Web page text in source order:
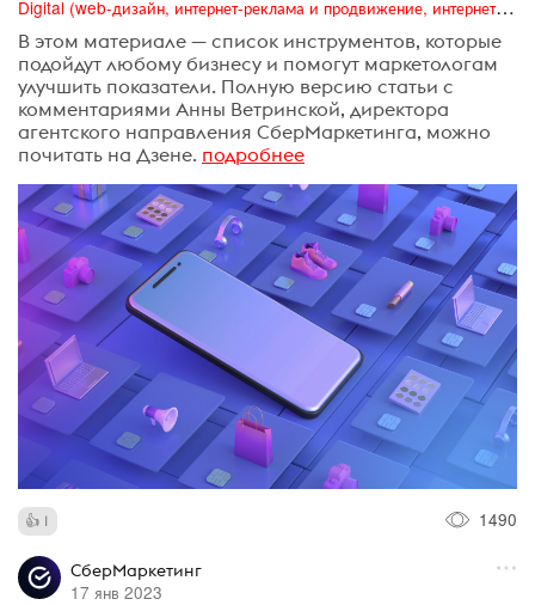
Digital (web-дизайн, интернет-реклама и продвижение, интернет-сообщества и блоги, интернет-коммуникации, мобильный маркетинг, реклама на цифровых экранах)
В этом материале — список инструментов, которые
подойдут любому бизнесу и помогут маркетологам
улучшить показатели. Полную версию статьи с
комментариями Анны Ветринской, директора
агентского направления СберМаркетинга, можно
почитать на Дзене. подробнее
1 1490
СберМаркетинг
17 янв 2023